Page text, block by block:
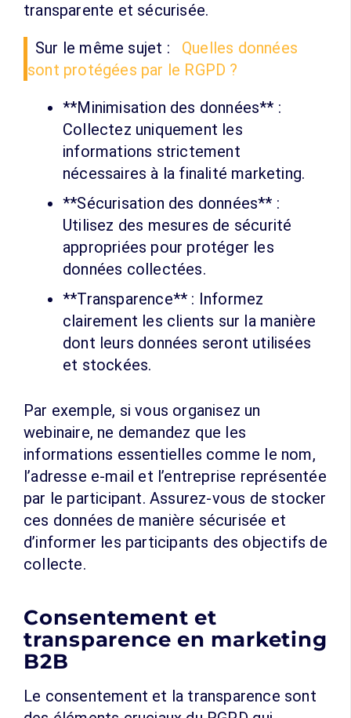
transparente et sécurisée.
Sur le même sujet :
Quelles données
sont protégées par le RGPD ?
**Minimisation des données** :
Collectez uniquement les
informations strictement
nécessaires à la finalité marketing.
**Sécurisation des données** :
Utilisez des mesures de sécurité
appropriées pour protéger les
données collectées.
**Transparence** : Informez
clairement les clients sur la manière
dont leurs données seront utilisées
et stockées.
Par exemple, si vous organisez un
webinaire, ne demandez que les
informations essentielles comme le nom,
l’adresse e-mail et l’entreprise représentée
par le participant. Assurez-vous de stocker
ces données de manière sécurisée et
d’informer les participants des objectifs de
collecte.
Consentement et
transparence en marketing
B2B
Le consentement et la transparence sont